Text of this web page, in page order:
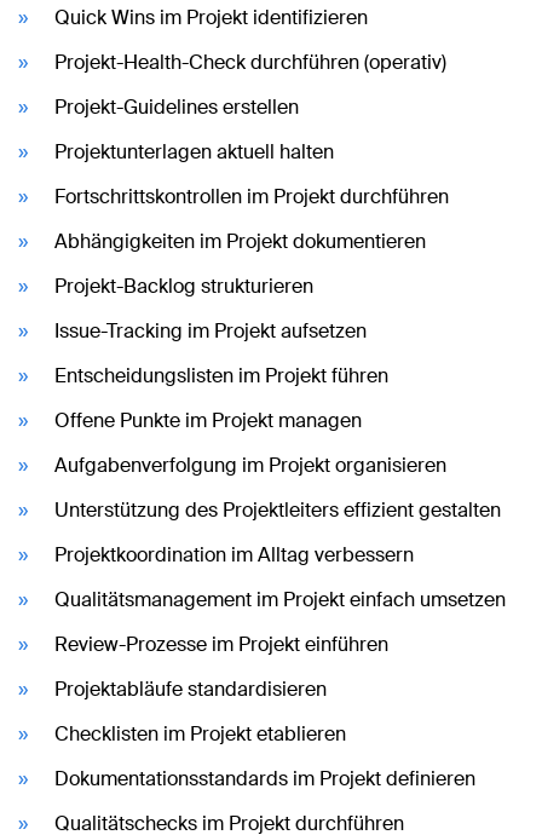
Quick Wins im Projekt identifizieren
Projekt-Health-Check durchführen (operativ)
Projekt-Guidelines erstellen
Projektunterlagen aktuell halten
Fortschrittskontrollen im Projekt durchführen
Abhängigkeiten im Projekt dokumentieren
Projekt-Backlog strukturieren
Issue-Tracking im Projekt aufsetzen
Entscheidungslisten im Projekt führen
Offene Punkte im Projekt managen
Aufgabenverfolgung im Projekt organisieren
Unterstützung des Projektleiters effizient gestalten
Projektkoordination im Alltag verbessern
Qualitätsmanagement im Projekt einfach umsetzen
Review-Prozesse im Projekt einführen
Projektabläufe standardisieren
Checklisten im Projekt etablieren
Dokumentationsstandards im Projekt definieren
Qualitätschecks im Projekt durchführen